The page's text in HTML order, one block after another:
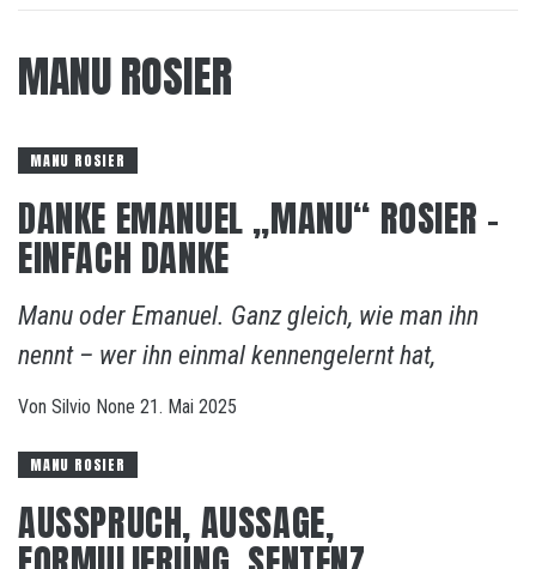
MANU ROSIER
MANU ROSIER
DANKE EMANUEL „MANU“ ROSIER –
EINFACH DANKE
Manu oder Emanuel. Ganz gleich, wie man ihn
nennt – wer ihn einmal kennengelernt hat,
Von Silvio None 21. Mai 2025
MANU ROSIER
AUSSPRUCH, AUSSAGE,